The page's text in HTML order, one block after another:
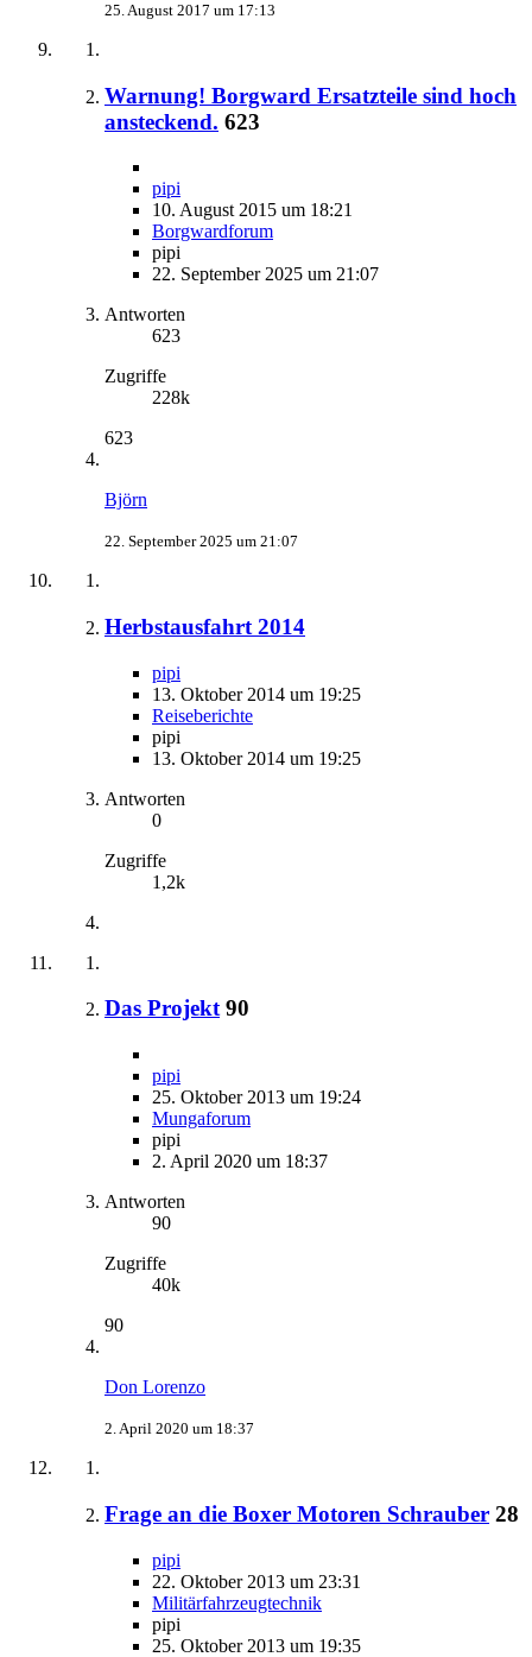
25. August 2017 um 17:13
Warnung! Borgward Ersatzteile sind hoch
ansteckend. 623
pipi
10. August 2015 um 18:21
Borgwardforum
pipi
22. September 2025 um 21:07
Antworten
623
Zugriffe
228k
623
Björn
22. September 2025 um 21:07
Herbstausfahrt 2014
pipi
13. Oktober 2014 um 19:25
Reiseberichte
pipi
13. Oktober 2014 um 19:25
Antworten
0
Zugriffe
1,2k
Das Projekt 90
pipi
25. Oktober 2013 um 19:24
Mungaforum
pipi
2. April 2020 um 18:37
Antworten
90
Zugriffe
40k
90
Don Lorenzo
2. April 2020 um 18:37
Frage an die Boxer Motoren Schrauber 28
pipi
22. Oktober 2013 um 23:31
Militärfahrzeugtechnik
pipi
25. Oktober 2013 um 19:35